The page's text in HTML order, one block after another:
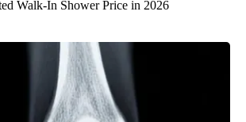
Walk-In Shower Price in 2026